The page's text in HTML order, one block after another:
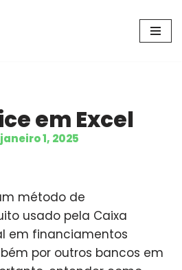
em Excel
janeiro 1, 2025
método de
usado pela Caixa
em financiamentos
por outros bancos em